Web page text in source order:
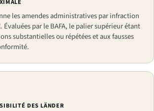
les amendes administratives par infraction
Évaluées par le BAFA, le palier supérieur étant
substantielles ou répétées et aux fausses
DES LÄNDER